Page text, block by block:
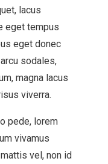
lacus
eget tempus
eget donec
sodales,
magna lacus
viverra.
pede, lorem
vivamus
vel, non id